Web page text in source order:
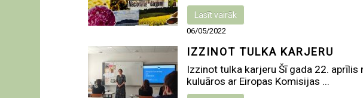
Lasīt vairāk
06/05/2022
IZZINOT TULKA KARJERU
Izzinot tulka karjeru Šī gada 22.
kuluāros ar Eiropas Komisijas ...